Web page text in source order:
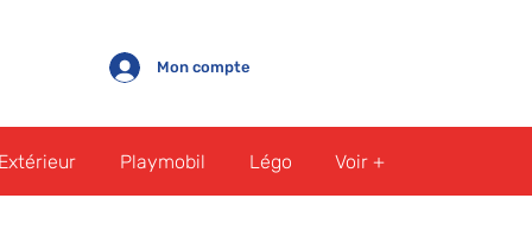
Mon compte
Extérieur Playmobil Légo Voir +